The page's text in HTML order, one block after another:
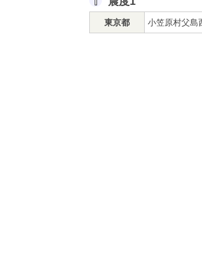
東京都 小笠原村父島